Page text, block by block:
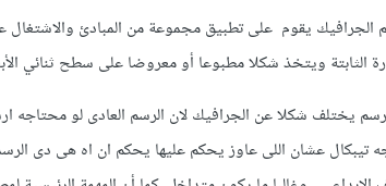
الجرافيك يقوم على تطبيق مجموعة من المبادئ
الثابتة ويتخذ شكلا مطبوعا أو معروضا على سطح ثنائي
يختلف شكلا عن الجرافيك لان الرسم العادى لو
تيبكال عشان اللى عاوز يحكم عليها يحكم ان اه هى دى